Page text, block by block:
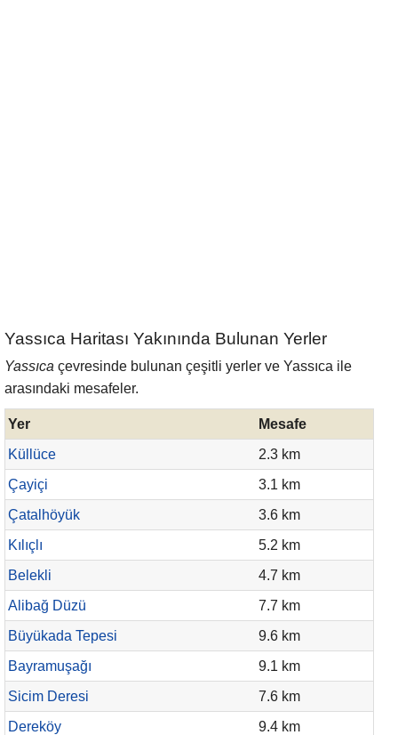
Yassıca Haritası Yakınında Bulunan Yerler
Yassıca çevresinde bulunan çeşitli yerler ve Yassıca ile
arasındaki mesafeler.
Yer
Mesafe
Küllüce
2.3 km
Çayiçi
3.1 km
Çatalhöyük
3.6 km
Kılıçlı
5.2 km
Belekli
4.7 km
Alibağ Düzü
7.7 km
Büyükada Tepesi
9.6 km
Bayramuşağı
9.1 km
Sicim Deresi
7.6 km
Dereköy
9.4 km